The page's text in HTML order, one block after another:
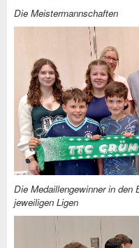
Die Meistermannschaften
Die Medaillengewinner in den
jeweiligen Ligen